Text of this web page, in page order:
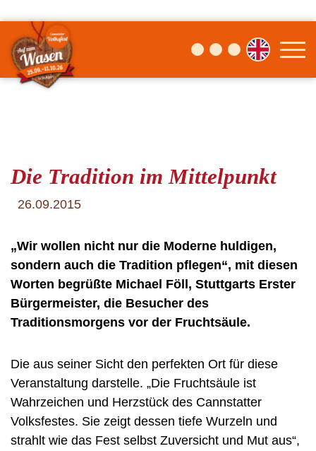
Die Tradition im Mittelpunkt
26.09.2015
„Wir wollen nicht nur die Moderne huldigen,
sondern auch die Tradition pflegen“, mit diesen
Worten begrüßte Michael Föll, Stuttgarts Erster
Bürgermeister, die Besucher des
Traditionsmorgens vor der Fruchtsäule.
Die aus seiner Sicht den perfekten Ort für diese
Veranstaltung darstelle. „Die Fruchtsäule ist
Wahrzeichen und Herzstück des Cannstatter
Volksfestes. Sie zeigt dessen tiefe Wurzeln und
strahlt wie das Fest selbst Zuversicht und Mut aus“,